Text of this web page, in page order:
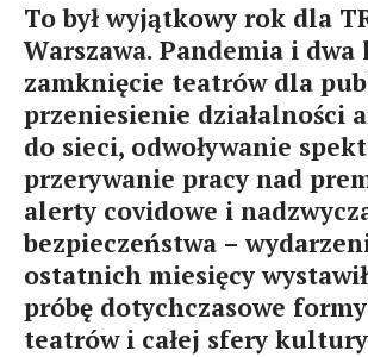
To był wyjątkowy rok dla
Warszawa. Pandemia i dwa
zamknięcie teatrów dla
przeniesienie działalności
do sieci, odwoływanie
przerywanie pracy nad
alerty covidowe i
bezpieczeństwa –
ostatnich miesięcy
próbę dotychczasowe
teatrów i całej sfery kultury